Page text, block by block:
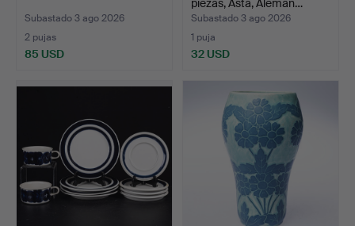
Subastado 3 ago 2026
2 pujas
85 USD
piezas, Asta, Aleman…
Subastado 3 ago 2026
1 puja
32 USD